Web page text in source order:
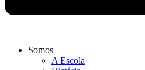
Somos
A Escola